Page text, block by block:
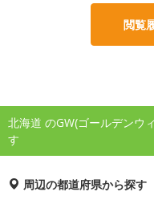
閲覧
北海道 のGW(ゴールデンウ
す
周辺の都道府県から探す